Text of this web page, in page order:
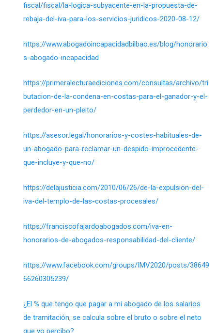
fiscal/fiscal/la-logica-subyacente-en-la-propuesta-de-
rebaja-del-iva-para-los-servicios-juridicos-2020-08-12/
https://www.abogadoincapacidadbilbao.es/blog/honorario
s-abogado-incapacidad
https://primeralecturaediciones.com/consultas/archivo/tri
butacion-de-la-condena-en-costas-para-el-ganador-y-el-
perdedor-en-un-pleito/
https://asesor.legal/honorarios-y-costes-habituales-de-
un-abogado-para-reclamar-un-despido-improcedente-
que-incluye-y-que-no/
https://delajusticia.com/2010/06/26/de-la-expulsion-del-
iva-del-templo-de-las-costas-procesales/
https://franciscofajardoabogados.com/iva-en-
honorarios-de-abogados-responsabilidad-del-cliente/
https://www.facebook.com/groups/IMV2020/posts/38649
66260305239/
¿El % que tengo que pagar a mi abogado de los salarios
de tramitación, se calcula sobre el bruto o sobre el neto
que yo percibo?